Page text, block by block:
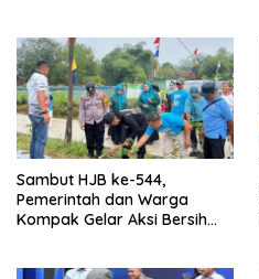
LEBONG
Sambut HJB ke-544,
Pemerintah dan Warga
Kompak Gelar Aksi Bersih